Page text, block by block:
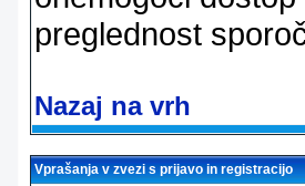
preglednost
Nazaj na vrh
Vprašanja v zvezi s prijavo in registracijo